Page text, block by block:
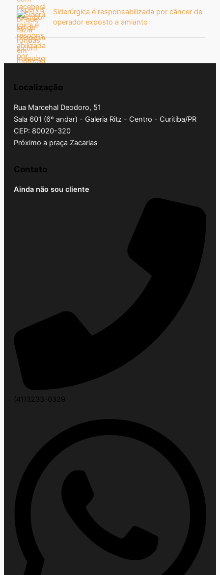
Siderúrgica é responsabilizada por câncer de
operador exposto a amianto
Localização
Rua Marcehal Deodoro, 51
Sala 601 (6º andar) - Galeria Ritz - Centro - Curitiba/PR
CEP: 80020-320
Próximo a praça Zacarias
Contato
Ainda não sou cliente
(41)3233-0329